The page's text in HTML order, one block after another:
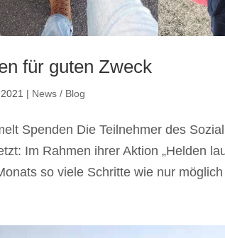
für guten Zweck
| News / Blog
Spenden Die Teilnehmer des
Im Rahmen ihrer Aktion „Helden
so viele Schritte wie nur